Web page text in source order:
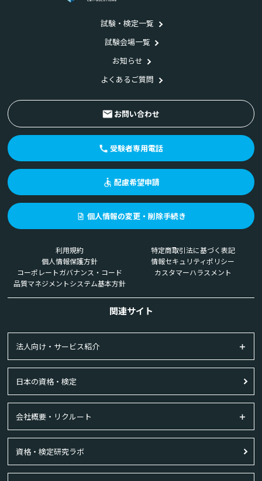
試験・検定一覧
試験会場一覧
お知らせ
よくあるご質問
お問い合わせ
受験者専用電話
配慮希望申請
個人情報の変更・削除手続き
利用規約
特定商取引法に基づく表記
個人情報保護方針
情報セキュリティポリシー
コーポレートガバナンス・コード
カスタマーハラスメント
品質マネジメントシステム基本方針
関連サイト
法人向け・サービス紹介
日本の資格・検定
会社概要・リクルート
資格・検定研究ラボ